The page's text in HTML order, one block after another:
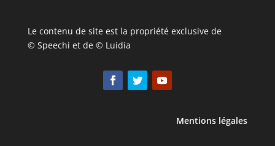
Le contenu de site est la propriété exclusive de
© Speechi et de © Luidia
Mentions légales